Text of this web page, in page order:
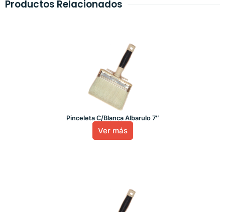
Productos Relacionados
Pinceleta C/Blanca Albarulo 7″
Ver más